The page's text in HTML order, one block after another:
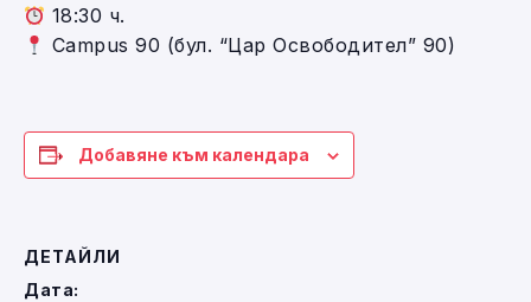
18:30 ч.
Campus 90 (бул. “Цар Освободител” 90)
Добавяне към календара
ДЕТАЙЛИ
Дата: